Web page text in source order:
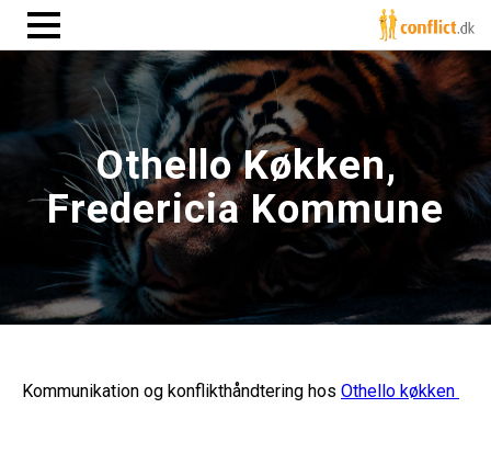
Othello Køkken,
Fredericia Kommune
Kommunikation og konflikthåndtering hos Othello køkken